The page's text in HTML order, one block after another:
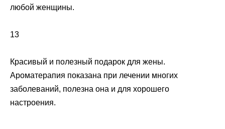
любой женщины.
13
Красивый и полезный подарок для жены.
Ароматерапия показана при лечении многих
заболеваний, полезна она и для хорошего
настроения.